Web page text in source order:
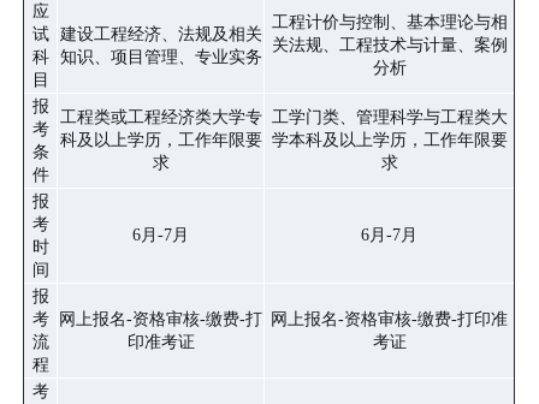
应
试
科
目
建设工程经济、法规及相关
知识、项目管理、专业实务
工程计价与控制、基本理论与相
关法规、工程技术与计量、案例
分析
报
考
条
件
工程类或工程经济类大学专
科及以上学历，工作年限要
求
工学门类、管理科学与工程类大
学本科及以上学历，工作年限要
求
报
考
时
间
6月-7月 6月-7月
报
考
流
程
网上报名-资格审核-缴费-打
印准考证
网上报名-资格审核-缴费-打印准
考证
考